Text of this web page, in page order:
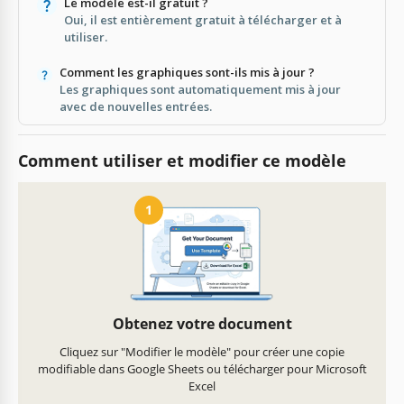
Oui, il est entièrement gratuit à télécharger et à
utiliser.
Comment les graphiques sont-ils mis à jour ?
Les graphiques sont automatiquement mis à jour
avec de nouvelles entrées.
Comment utiliser et modifier ce modèle
1
Obtenez votre document
Cliquez sur "Modifier le modèle" pour créer une copie
modifiable dans Google Sheets ou télécharger pour Microsoft
Excel